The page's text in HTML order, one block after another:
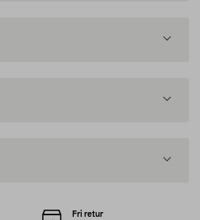
Fri retur